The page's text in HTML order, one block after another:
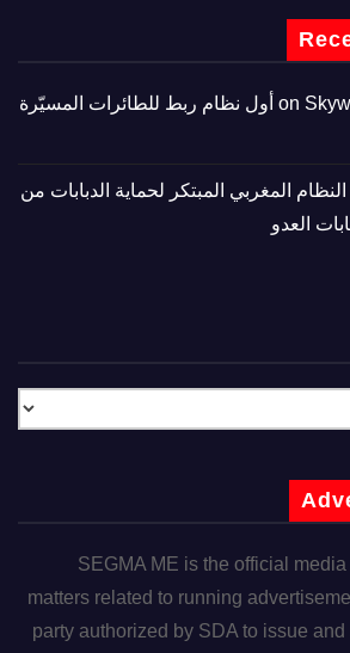
Skywire أول نظام ربط للطائرات المسيّرة
النظام المغربي المبتكر لحماية الدبابات من
العدو
SEGMA ME is the official media
matters related to running
party authorized by SDA to issue